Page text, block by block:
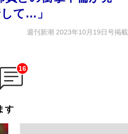
て…」
週刊新潮 2023年10月19日号掲載
16
す